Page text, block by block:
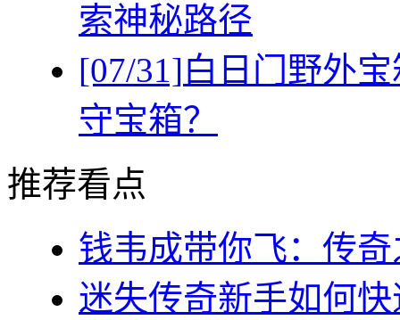
索神秘路径
[07/31]白日门野外
守宝箱？
推荐看点
钱韦成带你飞：传
迷失传奇新手如何